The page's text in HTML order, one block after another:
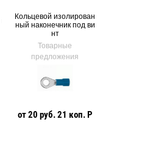
Кольцевой изолирован
ный наконечник под ви
нт
Товарные
предложения
от 20 руб. 21 коп. Р